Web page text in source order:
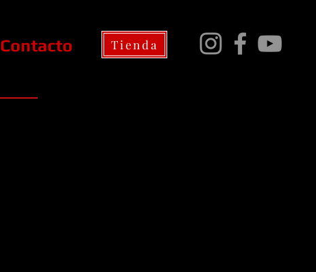
Contacto Tienda